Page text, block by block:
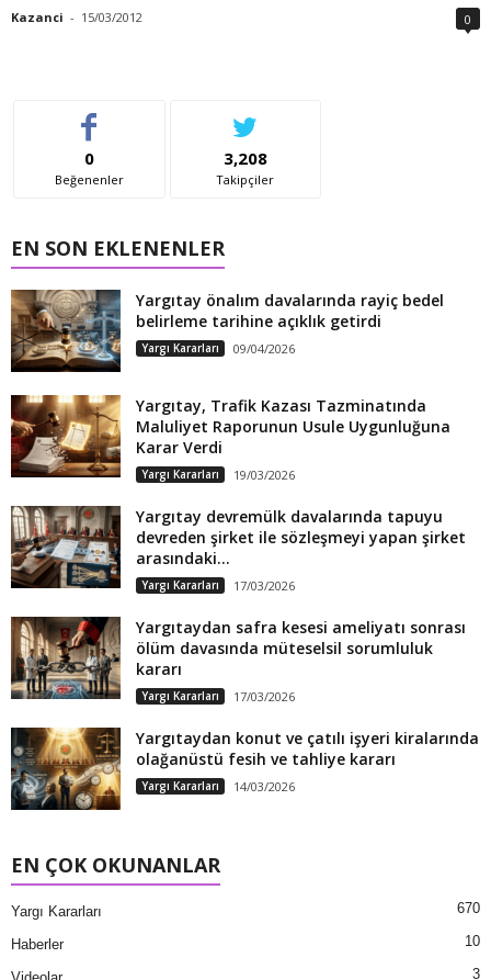
Kazanci - 15/03/2012 0
0
Beğenenler
3,208
Takipçiler
EN SON EKLENENLER
Yargıtay önalım davalarında rayiç bedel
belirleme tarihine açıklık getirdi
Yargı Kararları 09/04/2026
Yargıtay, Trafik Kazası Tazminatında
Maluliyet Raporunun Usule Uygunluğuna
Karar Verdi
Yargı Kararları 19/03/2026
Yargıtay devremülk davalarında tapuyu
devreden şirket ile sözleşmeyi yapan şirket
arasındaki...
Yargı Kararları 17/03/2026
Yargıtaydan safra kesesi ameliyatı sonrası
ölüm davasında müteselsil sorumluluk
kararı
Yargı Kararları 17/03/2026
Yargıtaydan konut ve çatılı işyeri kiralarında
olağanüstü fesih ve tahliye kararı
Yargı Kararları 14/03/2026
EN ÇOK OKUNANLAR
Yargı Kararları 670
Haberler 10
3